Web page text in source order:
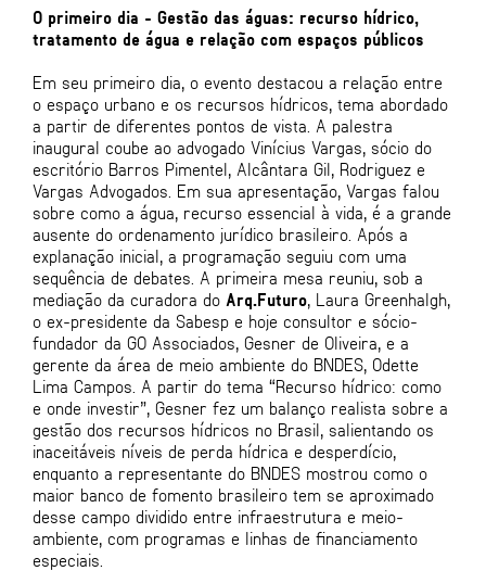
O primeiro dia - Gestão das águas: recurso hídrico,
tratamento de água e relação com espaços públicos
Em seu primeiro dia, o evento destacou a relação entre
o espaço urbano e os recursos hídricos, tema abordado
a partir de diferentes pontos de vista. A palestra
inaugural coube ao advogado Vinícius Vargas, sócio do
escritório Barros Pimentel, Alcântara Gil, Rodriguez e
Vargas Advogados. Em sua apresentação, Vargas falou
sobre como a água, recurso essencial à vida, é a grande
ausente do ordenamento jurídico brasileiro. Após a
explanação inicial, a programação seguiu com uma
sequência de debates. A primeira mesa reuniu, sob a
mediação da curadora do Arq.Futuro , Laura Greenhalgh,
o ex-presidente da Sabesp e hoje consultor e sócio-
fundador da GO Associados, Gesner de Oliveira, e a
gerente da área de meio ambiente do BNDES, Odette
Lima Campos. A partir do tema “Recurso hídrico: como
e onde investir”, Gesner fez um balanço realista sobre a
gestão dos recursos hídricos no Brasil, salientando os
inaceitáveis níveis de perda hídrica e desperdício,
enquanto a representante do BNDES mostrou como o
maior banco de fomento brasileiro tem se aproximado
desse campo dividido entre infraestrutura e meio-
ambiente, com programas e linhas de financiamento
especiais.